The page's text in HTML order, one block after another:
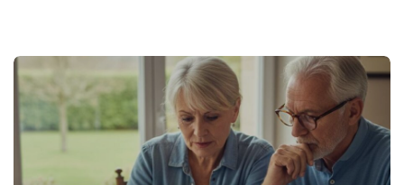
Post
navigation